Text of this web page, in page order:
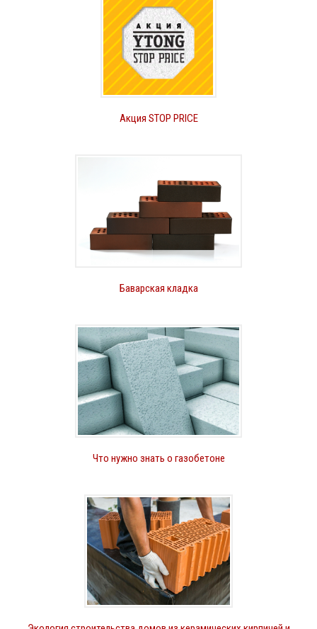
Акция STOP PRICE
Баварская кладка
Что нужно знать о газобетоне